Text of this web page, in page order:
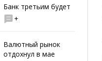
Банк третьим будет
+
Валютный рынок
отдохнул в мае